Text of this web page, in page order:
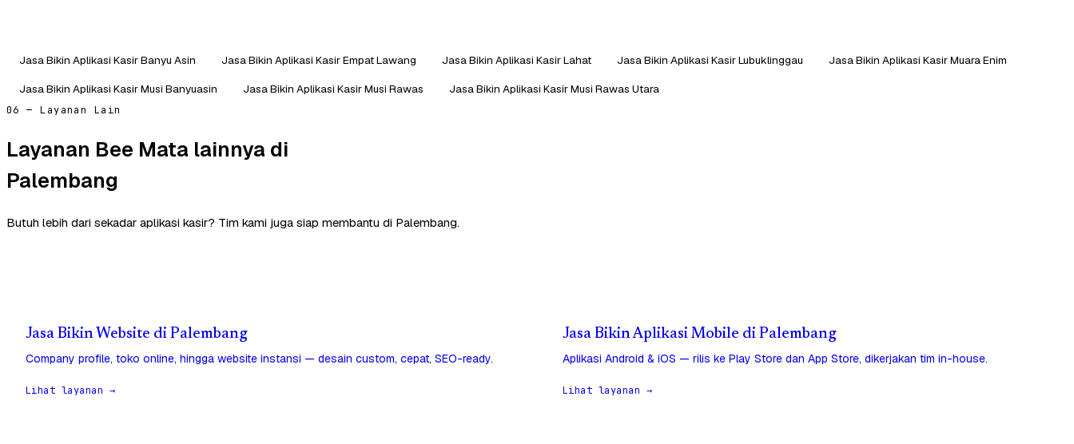
Jasa Bikin Aplikasi Kasir Banyu Asin Jasa Bikin Aplikasi Kasir Empat Lawang Jasa Bikin Aplikasi Kasir Lahat Jasa Bikin Aplikasi Kasir Lubuklinggau
Jasa Bikin Aplikasi Kasir Muara Enim
Jasa Bikin Aplikasi Kasir Musi Banyuasin
Jasa Bikin Aplikasi Kasir Musi Rawas Jasa Bikin Aplikasi Kasir Musi Rawas Utara
06 — Layanan Lain
Layanan Bee Mata lainnya di
Palembang
Butuh lebih dari sekadar aplikasi kasir? Tim kami juga siap membantu di Palembang.
Jasa Bikin Website di Palembang
Company profile, toko online, hingga website instansi — desain custom, cepat, SEO-ready.
Lihat layanan →
Jasa Bikin Aplikasi Mobile di Palembang
Aplikasi Android & iOS — rilis ke Play Store dan App Store, dikerjakan tim in-house.
Lihat layanan →